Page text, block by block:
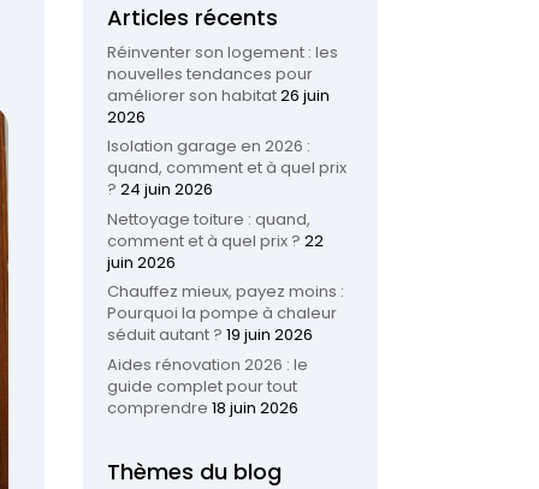
Articles récents
Réinventer son logement : les
nouvelles tendances pour
améliorer son habitat26 juin
2026
Isolation garage en 2026 :
quand, comment et à quel prix
? 24 juin 2026
Nettoyage toiture : quand,
comment et à quel prix ? 22
juin 2026
Chauffez mieux, payez moins :
Pourquoi la pompe à chaleur
séduit autant ? 19 juin 2026
Aides rénovation 2026 : le
guide complet pour tout
comprendre 18 juin 2026
Thèmes du blog